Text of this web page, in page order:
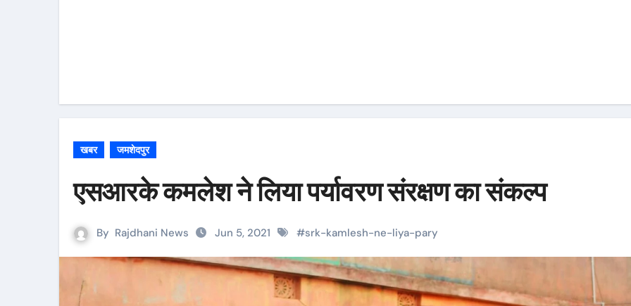
खबर जमशेदपुर
एसआरके कमलेश ने लिया पर्यावरण संरक्षण का संकल्प
By Rajdhani News Jun 5, 2021 #srk-kamlesh-ne-liya-pary